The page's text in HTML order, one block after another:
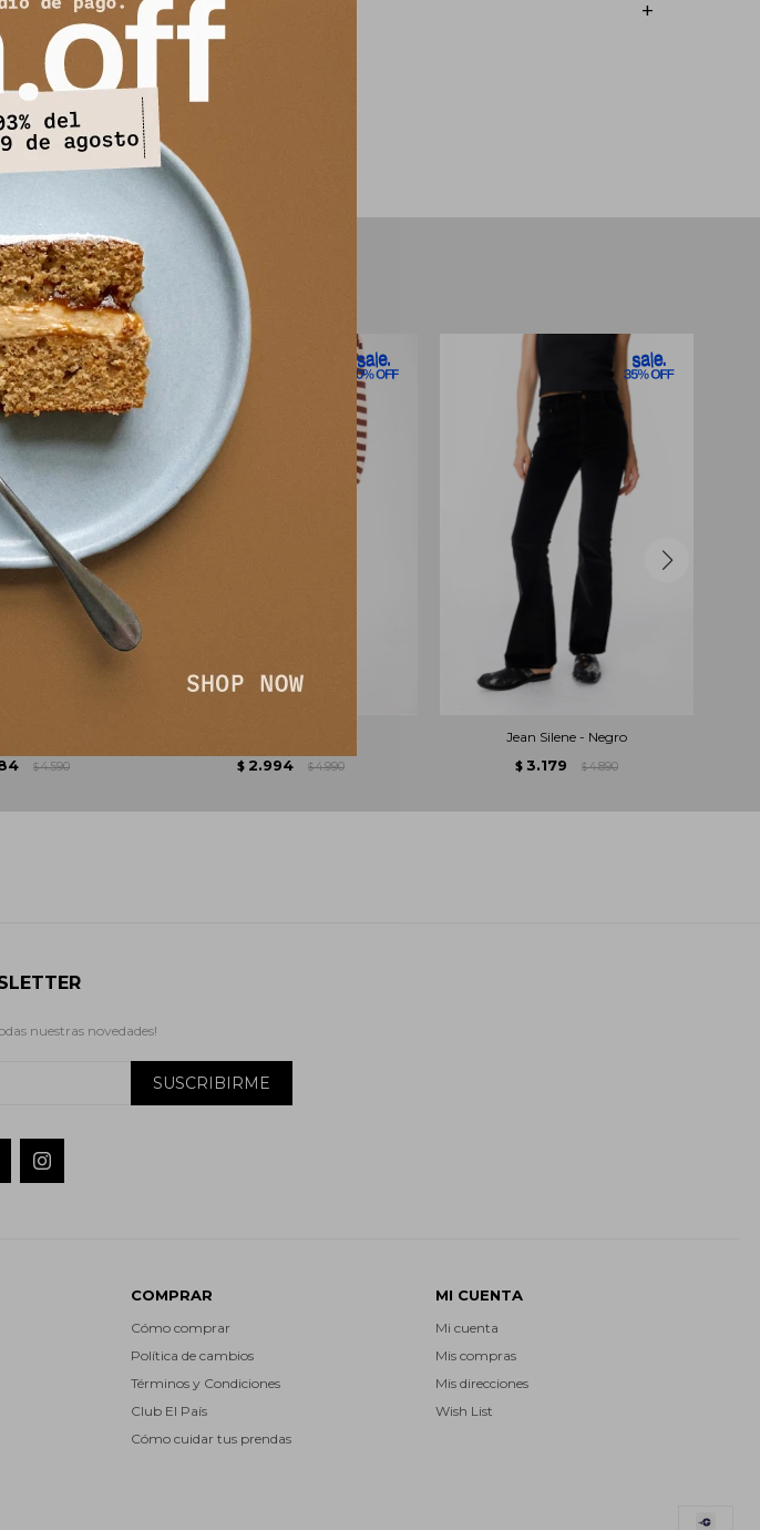
Cambios y Devoluciones
PUEDEN INTERESAR
$ 4.590 $ 2.994 $ 4.990
Jean Silene - Negro
$ 3.179 $ 4.890
COMPRAR
Cómo comprar
Política de cambios
Términos y Condiciones
Club El País
Cómo cuidar tus prendas
MI CUENTA
Mi cuenta
Mis compras
Mis direcciones
Wish List
nuestras novedades!
SUSCRIBIRME
